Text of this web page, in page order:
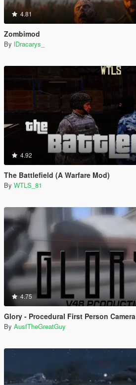
4.81
Zombimod
By lDracarys_
4.92
The Battlefield (A Warfare Mod)
By WTLS_81
4.75
Glory - Procedural First Person Camera
By AusfTheGreatGuy